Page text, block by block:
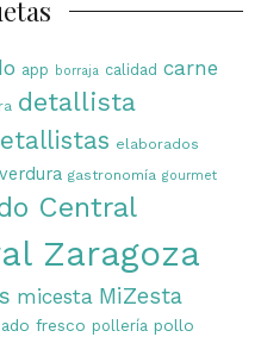
app borraja calidad carne
detallista
elaborados
gastronomía gourmet
Central
Zaragoza
micesta MiZesta
fresco pollería pollo